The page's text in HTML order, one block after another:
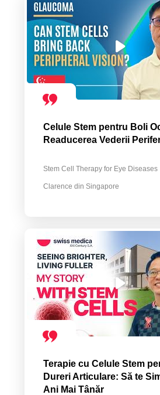
Celule Stem pentru Boli
Readucerea Vederii
Stem Cell Therapy for Eye Diseases
Clarence din Singapore
Terapie cu Celule Stem
Dureri Articulare: Să te
Ani Mai Tânăr